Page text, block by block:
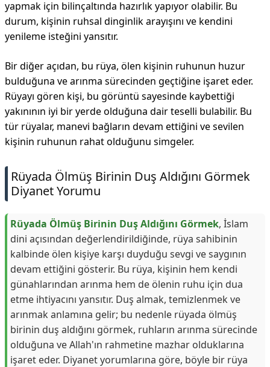
yapmak için bilinçaltında hazırlık yapıyor olabilir. Bu
durum, kişinin ruhsal dinginlik arayışını ve kendini
yenileme isteğini yansıtır.
Bir diğer açıdan, bu rüya, ölen kişinin ruhunun huzur
bulduğuna ve arınma sürecinden geçtiğine işaret eder.
Rüyayı gören kişi, bu görüntü sayesinde kaybettiği
yakınının iyi bir yerde olduğuna dair teselli bulabilir. Bu
tür rüyalar, manevi bağların devam ettiğini ve sevilen
kişinin ruhunun rahat olduğunu simgeler.
Rüyada Ölmüş Birinin Duş Aldığını Görmek
Diyanet Yorumu
Rüyada Ölmüş Birinin Duş Aldığını Görmek, İslam
dini açısından değerlendirildiğinde, rüya sahibinin
kalbinde ölen kişiye karşı duyduğu sevgi ve saygının
devam ettiğini gösterir. Bu rüya, kişinin hem kendi
günahlarından arınma hem de ölenin ruhu için dua
etme ihtiyacını yansıtır. Duş almak, temizlenmek ve
arınmak anlamına gelir; bu nedenle rüyada ölmüş
birinin duş aldığını görmek, ruhların arınma sürecinde
olduğuna ve Allah'ın rahmetine mazhar olduklarına
işaret eder. Diyanet yorumlarına göre, böyle bir rüya